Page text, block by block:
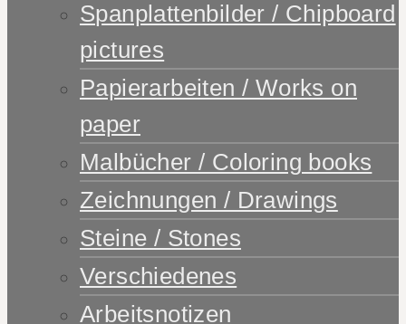
Spanplattenbilder / Chipboard
pictures
Papierarbeiten / Works on
paper
Malbücher / Coloring books
Zeichnungen / Drawings
Steine / Stones
Verschiedenes
Arbeitsnotizen